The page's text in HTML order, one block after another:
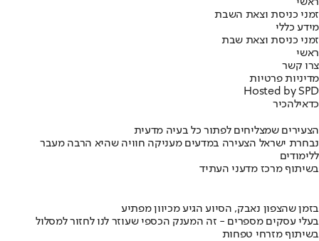
זמני כניסת וצאת השבת
מידע כללי
זמני כניסת וצאת שבת
ראשי
צרו קשר
מדיניות פרטיות
Hosted by SPD
כדאילהכיר
הצעירים שמצליחים לפתור כל בעיה מדעית
נבחרת ישראל הצעירה במדעים מעניקה חוויה שהיא הרבה מעבר
ללימודים
בשיתוף מרכז מדעני העתיד
בזמן שהצפון נאבק, הסיוע הגיע מכיוון מפתיע
בעלי עסקים מספרים - זה המענק הכספי שעוזר לנו לחזור למסלול
בשיתוף מזרחי טפחות